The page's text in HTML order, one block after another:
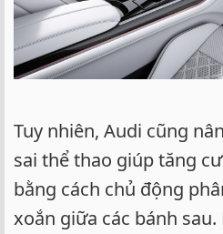
Tuy nhiên, Audi cũng
sai thể thao giúp tăng
bằng cách chủ động
xoắn giữa các bánh